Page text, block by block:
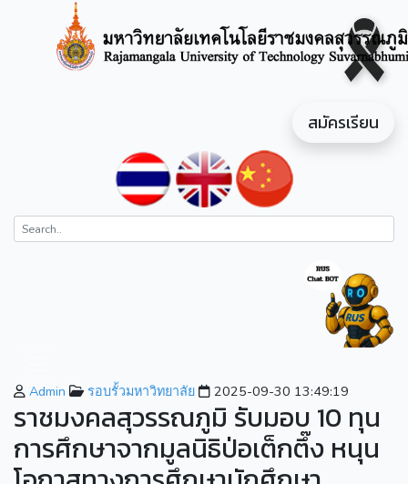
สมัครเรียน
Admin รอบรั้วมหาวิทยาลัย 2025-09-30 13:49:19
ราชมงคลสุวรรณภูมิ รับมอบ 10 ทุน
การศึกษาจากมูลนิธิป่อเต็กตึ๊ง หนุน